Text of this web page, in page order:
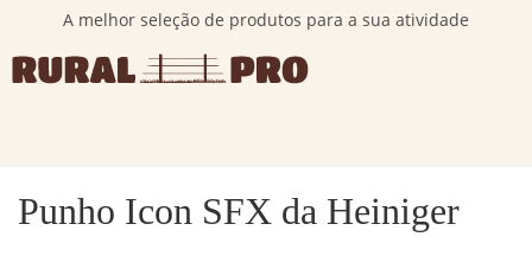
A melhor seleção de produtos para a sua atividade
Punho Icon SFX da Heiniger